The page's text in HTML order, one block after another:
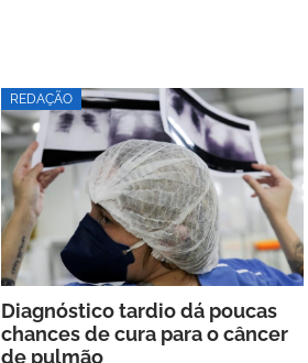
REDAÇÃO
Diagnóstico tardio dá poucas
chances de cura para o câncer
de pulmão